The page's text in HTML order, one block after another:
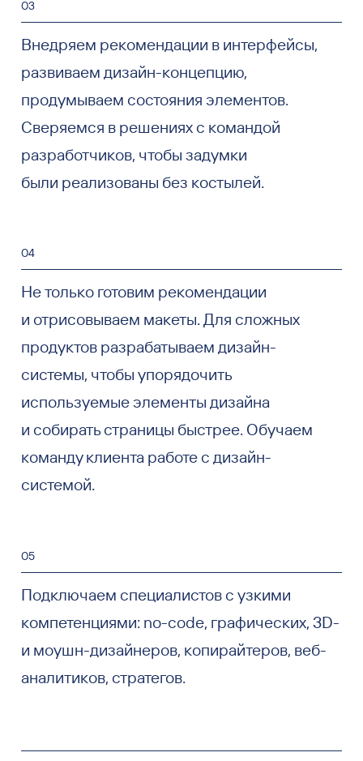
03
Внедряем рекомендации в интерфейсы,
развиваем дизайн-концепцию,
продумываем состояния элементов.
Сверяемся в решениях с командой
разработчиков, чтобы задумки
были реализованы без костылей.
04
Не только готовим рекомендации
и отрисовываем макеты. Для сложных
продуктов разрабатываем дизайн-
системы, чтобы упорядочить
используемые элементы дизайна
и собирать страницы быстрее. Обучаем
команду клиента работе с дизайн-
системой.
05
Подключаем специалистов с узкими
компетенциями: no-code, графических, 3D-
и моушн-дизайнеров, копирайтеров, веб-
аналитиков, стратегов.